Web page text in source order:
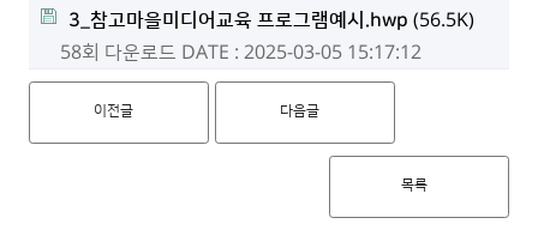
3_참고마을미디어교육 프로그램예시.hwp (56.5K)
58회 다운로드 DATE : 2025-03-05 15:17:12
이전글 다음글
목록